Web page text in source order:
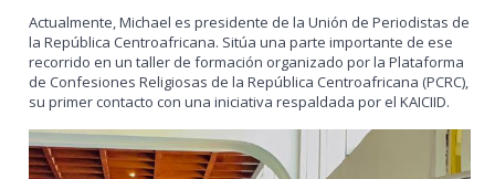
Actualmente, Michael es presidente de la Unión de Periodistas de
la República Centroafricana. Sitúa una parte importante de ese
recorrido en un taller de formación organizado por la Plataforma
de Confesiones Religiosas de la República Centroafricana (PCRC),
su primer contacto con una iniciativa respaldada por el KAICIID.